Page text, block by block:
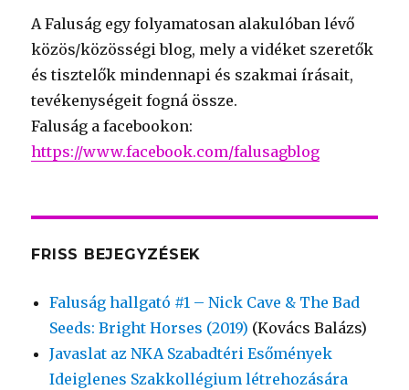
A Faluság egy folyamatosan alakulóban lévő
közös/közösségi blog, mely a vidéket szeretők
és tisztelők mindennapi és szakmai írásait,
tevékenységeit fogná össze.
Faluság a facebookon:
https://www.facebook.com/falusagblog
FRISS BEJEGYZÉSEK
Faluság hallgató #1 – Nick Cave & The Bad
Seeds: Bright Horses (2019) (Kovács Balázs)
Javaslat az NKA Szabadtéri Esőmények
Ideiglenes Szakkollégium létrehozására